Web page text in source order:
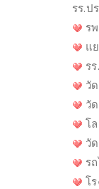
รร.ป
ร
แ
ร
วั
วั
โ
วั
ร
โ